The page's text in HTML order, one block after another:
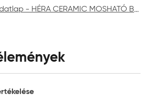
CERAMIC MOSHATÓ BELTÉRI FALFESTÉK aktuális